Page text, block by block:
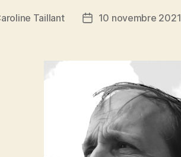
Taillant
Date10 novembre 2021